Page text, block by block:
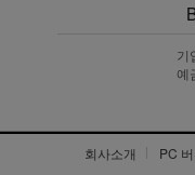
기
예
회사소개 PC